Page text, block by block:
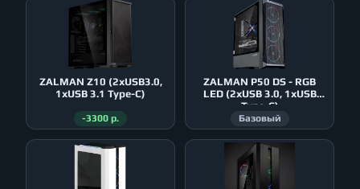
ZALMAN Z10 (2xUSB3.0,
1xUSB 3.1 Type-C)
-3300 р.
ZALMAN P50 DS - RGB
LED (2xUSB 3.0, 1xUSB
Type-C)
Базовый